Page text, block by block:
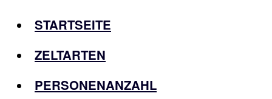
STARTSEITE
ZELTARTEN
PERSONENANZAHL